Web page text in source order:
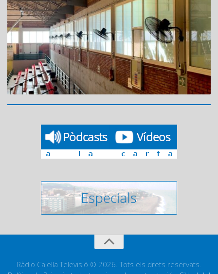
Ràdio Calella Televisió © 2026. Tots els drets reservats.